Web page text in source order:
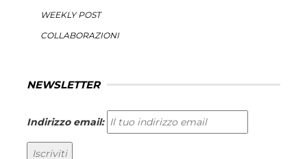
WEEKLY POST
COLLABORAZIONI
NEWSLETTER
Indirizzo email: